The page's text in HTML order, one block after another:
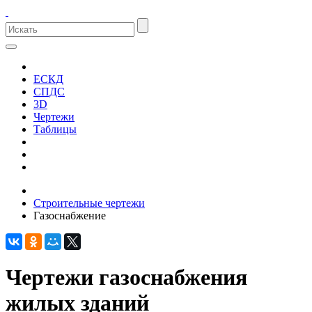
ЕСКД
СПДС
3D
Чертежи
Таблицы
Строительные чертежи
Газоснабжение
Чертежи газоснабжения
жилых зданий